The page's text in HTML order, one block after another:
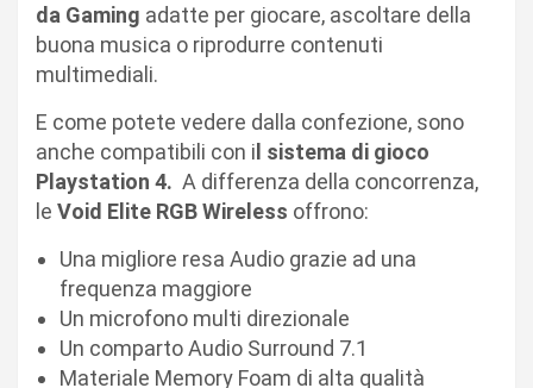
da Gaming adatte per giocare, ascoltare della
buona musica o riprodurre contenuti
multimediali.
E come potete vedere dalla confezione, sono
anche compatibili con il sistema di gioco
Playstation 4. A differenza della concorrenza,
le Void Elite RGB Wireless offrono:
Una migliore resa Audio grazie ad una
frequenza maggiore
Un microfono multi direzionale
Un comparto Audio Surround 7.1
Materiale Memory Foam di alta qualità